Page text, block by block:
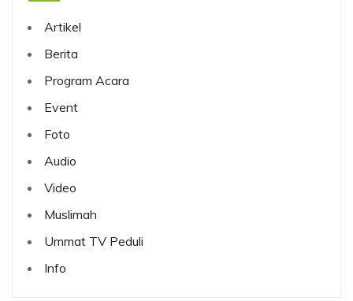
Artikel
Berita
Program Acara
Event
Foto
Audio
Video
Muslimah
Ummat TV Peduli
Info